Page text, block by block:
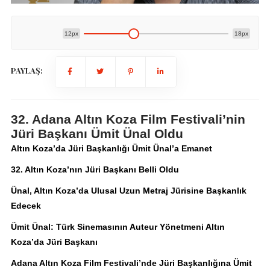
12px 18px
PAYLAŞ:
32. Adana Altın Koza Film Festivali’nin
Jüri Başkanı Ümit Ünal Oldu
Altın Koza’da Jüri Başkanlığı Ümit Ünal’a Emanet
32. Altın Koza’nın Jüri Başkanı Belli Oldu
Ünal, Altın Koza’da Ulusal Uzun Metraj Jürisine Başkanlık
Edecek
Ümit Ünal: Türk Sinemasının Auteur Yönetmeni Altın
Koza’da Jüri Başkanı
Adana Altın Koza Film Festivali’nde Jüri Başkanlığına Ümit